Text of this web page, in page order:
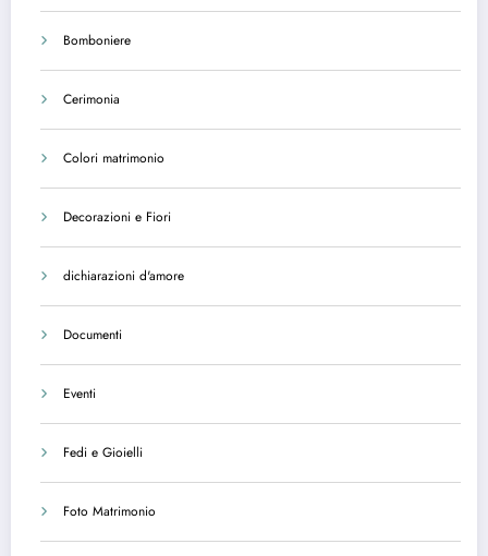
Bomboniere
Cerimonia
Colori matrimonio
Decorazioni e Fiori
dichiarazioni d'amore
Documenti
Eventi
Fedi e Gioielli
Foto Matrimonio